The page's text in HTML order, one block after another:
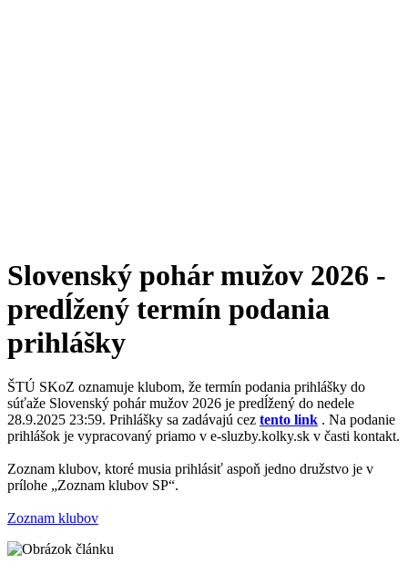
Slovenský pohár mužov 2026 -
predĺžený termín podania
prihlášky
ŠTÚ SKoZ oznamuje klubom, že termín podania prihlášky do
súťaže Slovenský pohár mužov 2026 je predĺžený do nedele
28.9.2025 23:59. Prihlášky sa zadávajú cez tento link . Na podanie
prihlášok je vypracovaný priamo v e-sluzby.kolky.sk v časti kontakt.
Zoznam klubov, ktoré musia prihlásiť aspoň jedno družstvo je v
prílohe „Zoznam klubov SP“.
Zoznam klubov